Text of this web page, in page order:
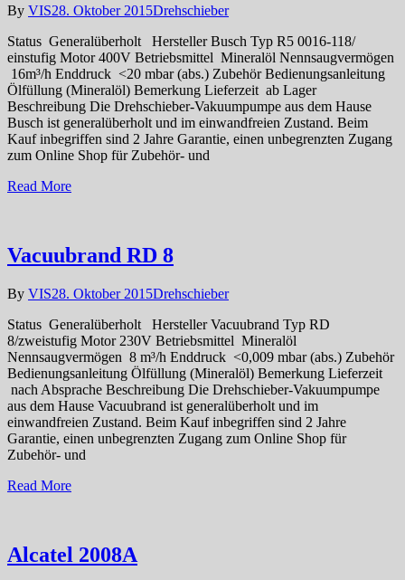
By VIS28. Oktober 2015Drehschieber
Status Generalüberholt Hersteller Busch Typ R5 0016-118/
einstufig Motor 400V Betriebsmittel Mineralöl Nennsaugvermögen
16m³/h Enddruck <20 mbar (abs.) Zubehör Bedienungsanleitung
Ölfüllung (Mineralöl) Bemerkung Lieferzeit ab Lager
Beschreibung Die Drehschieber-Vakuumpumpe aus dem Hause
Busch ist generalüberholt und im einwandfreien Zustand. Beim
Kauf inbegriffen sind 2 Jahre Garantie, einen unbegrenzten Zugang
zum Online Shop für Zubehör- und
Read More
Vacuubrand RD 8
By VIS28. Oktober 2015Drehschieber
Status Generalüberholt Hersteller Vacuubrand Typ RD
8/zweistufig Motor 230V Betriebsmittel Mineralöl
Nennsaugvermögen 8 m³/h Enddruck <0,009 mbar (abs.) Zubehör
Bedienungsanleitung Ölfüllung (Mineralöl) Bemerkung Lieferzeit
nach Absprache Beschreibung Die Drehschieber-Vakuumpumpe
aus dem Hause Vacuubrand ist generalüberholt und im
einwandfreien Zustand. Beim Kauf inbegriffen sind 2 Jahre
Garantie, einen unbegrenzten Zugang zum Online Shop für
Zubehör- und
Read More
Alcatel 2008A